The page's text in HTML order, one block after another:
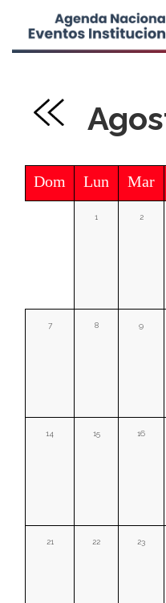
Dom Lun Mar
1 2
7 8 9
14 15 16
21 22 23